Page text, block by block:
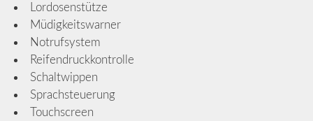
Lordosenstütze
Müdigkeitswarner
Notrufsystem
Reifendruckkontrolle
Schaltwippen
Sprachsteuerung
Touchscreen